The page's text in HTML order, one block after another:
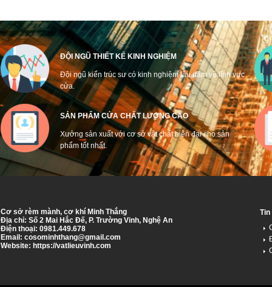
ĐỘI NGŨ THIẾT KẾ KINH NGHIỆM
Đội ngũ kiến trúc sư có kinh nghiệm lâu năm về lĩnh vực
cửa.
SẢN PHẨM CỬA CHẤT LƯỢNG CAO
Xưởng sản xuất với cơ sở vật chất hiện đại cho sản
phẩm tốt nhất.
Cơ sở rèm mành, cơ khí Minh Thắng
Địa chỉ: Số 2 Mai Hắc Đế, P. Trường Vinh, Nghệ An
Điện thoại: 0981.449.678
Email: cosominhthang@gmail.com
Website: https://vatlieuvinh.com